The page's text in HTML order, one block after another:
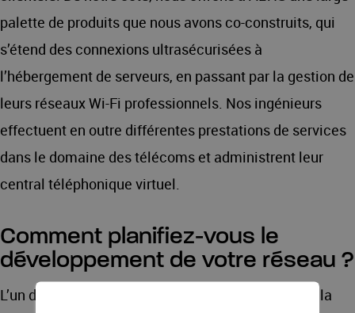
palette de produits que nous avons co-construits, qui
s’étend des connexions ultrasécurisées à
l’hébergement de serveurs, en passant par la gestion de
leurs réseaux Wi-Fi professionnels. Nos ingénieurs
effectuent en outre différentes prestations de services
dans le domaine des télécoms et administrent leur
central téléphonique virtuel.
Comment planifiez-vous le
développement de votre réseau ?
L’un de nos engagements est de faciliter l’accès à la